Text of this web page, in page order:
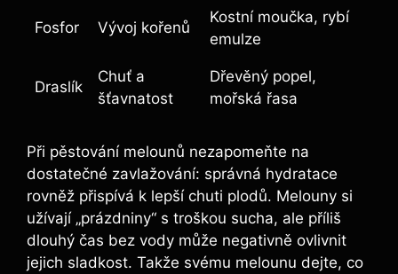
Fosfor Vývoj kořenů
Kostní⁢ moučka, rybí
emulze
Draslík
Chuť a
šťavnatost
Dřevěný popel,
mořská řasa
Při⁣ pěstování melounů nezapomeňte na‌
dostatečné zavlažování: správná hydratace
rovněž přispívá​ k lepší chuti plodů. ‌Melouny si
užívají „prázdniny“ s troškou sucha, ale příliš
dlouhý čas bez vody může ‌negativně ovlivnit
jejich sladkost. Takže svému melounu dejte, co